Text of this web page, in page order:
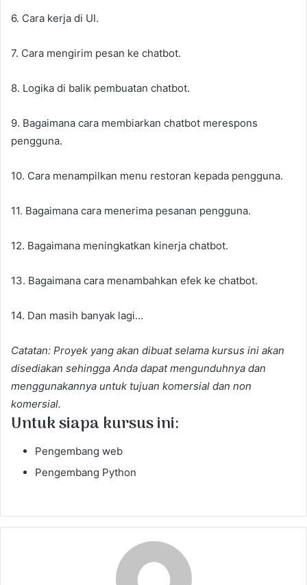
6. Cara kerja di UI.
7. Cara mengirim pesan ke chatbot.
8. Logika di balik pembuatan chatbot.
9. Bagaimana cara membiarkan chatbot merespons
pengguna.
10. Cara menampilkan menu restoran kepada pengguna.
11. Bagaimana cara menerima pesanan pengguna.
12. Bagaimana meningkatkan kinerja chatbot.
13. Bagaimana cara menambahkan efek ke chatbot.
14. Dan masih banyak lagi…
Catatan: Proyek yang akan dibuat selama kursus ini akan
disediakan sehingga Anda dapat mengunduhnya dan
menggunakannya untuk tujuan komersial dan non
komersial.
Untuk siapa kursus ini:
Pengembang web
Pengembang Python